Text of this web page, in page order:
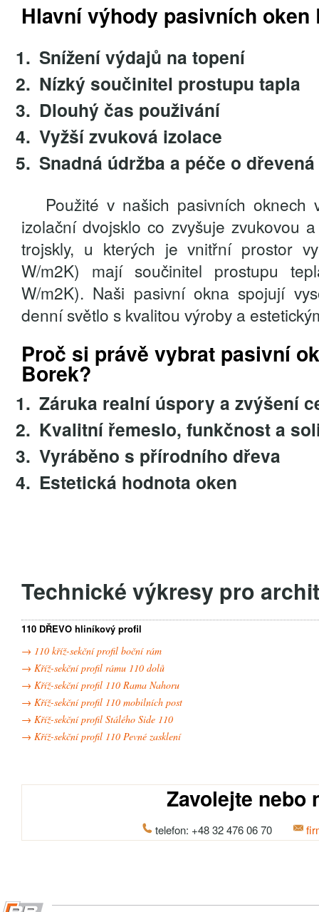
Hlavní výhody pasivních oken
Snížení výdajů na topení
Nízký součinitel prostupu tapla
Dlouhý čas použivání
Vyžší zvuková izolace
Snadná údržba a péče o
Použité v našich pasivních oknech
izolační dvojsklo co zvyšuje zvukovou
trojskly, u kterých je vnitřní prostor
W/m2K) mají součinitel prostupu
W/m2K). Naši pasivní okna spojují
denní světlo s kvalitou výroby a
Proč si právě vybrat pasivní
Borek?
Záruka realní úspory a zvýšení
Kvalitní řemeslo, funkčnost a
Vyráběno s přírodního dřeva
Estetická hodnota oken
Technické výkresy pro
110 DŘEVO hliníkový profil
→ 110 kříž-sekční profil boční rám
→ Kříž-sekční profil rámu 110 dolů
→ Kříž-sekční profil 110 Rama Nahoru
→ Kříž-sekční profil 110 mobilních post
→ Kříž-sekční profil Stálého Side 110
→ Kříž-sekční profil 110 Pevné zasklení
Zavolejte nebo
telefon: +48 32 476 06 70